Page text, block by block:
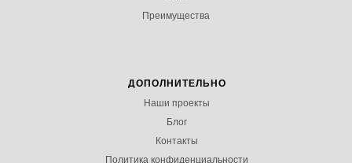
Преимущества
ДОПОЛНИТЕЛЬНО
Наши проекты
Блог
Контакты
Политика конфиденциальности